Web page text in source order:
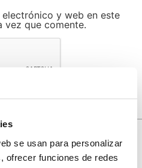
se usan para personalizar
ofrecer funciones de redes
y web en este
vez que comente.